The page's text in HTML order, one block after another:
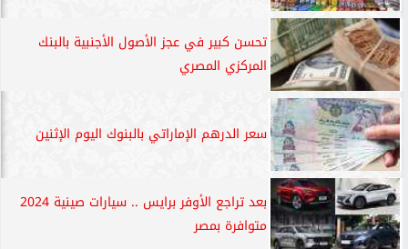
تحسن كبير في عجز الأصول الأجنبية بالبنك
المركزي المصري
سعر الدرهم الإماراتي بالبنوك اليوم الإثنين
بعد تراجع الأوفر برايس .. سيارات صينية 2024
متوافرة بمصر